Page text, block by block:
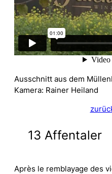
Ausschnitt aus dem
Kamera: Rainer Heiland
13 Affentaler
Après le remblayage des